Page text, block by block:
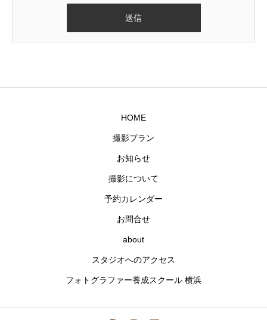
HOME
撮影プラン
お知らせ
撮影について
予約カレンダー
お問合せ
about
スタジオへのアクセス
フォトグラファー養成スクール 横浜